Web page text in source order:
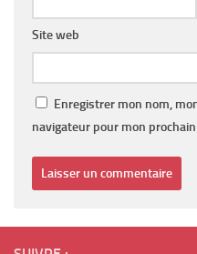
Site web
Enregistrer mon nom,
navigateur pour mon